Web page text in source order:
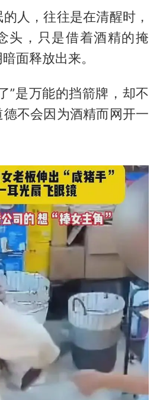
人，往往是在清醒时，
头，只是借着酒精的掩
面释放出来。
”是万能的挡箭牌，却不
不会因为酒精而网开一